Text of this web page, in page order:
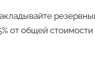
от общей